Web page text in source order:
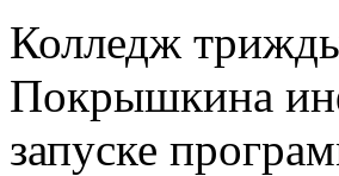
Колледж
Покрышкина
запуске